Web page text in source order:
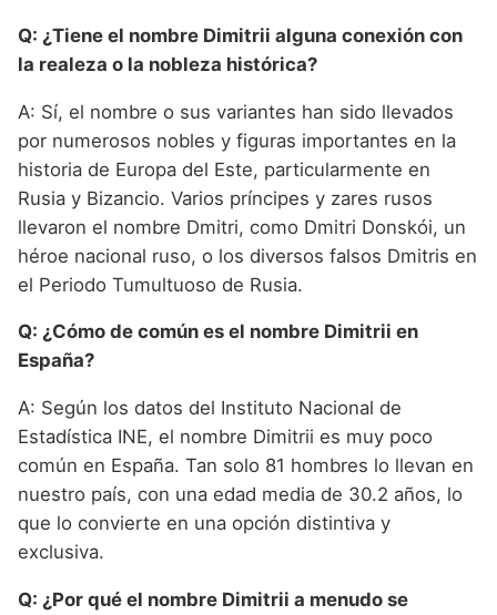
Q: ¿Tiene el nombre Dimitrii alguna conexión con
la realeza o la nobleza histórica?
A: Sí, el nombre o sus variantes han sido llevados
por numerosos nobles y figuras importantes en la
historia de Europa del Este, particularmente en
Rusia y Bizancio. Varios príncipes y zares rusos
llevaron el nombre Dmitri, como Dmitri Donskói, un
héroe nacional ruso, o los diversos falsos Dmitris en
el Periodo Tumultuoso de Rusia.
Q: ¿Cómo de común es el nombre Dimitrii en
España?
A: Según los datos del Instituto Nacional de
Estadística INE, el nombre Dimitrii es muy poco
común en España. Tan solo 81 hombres lo llevan en
nuestro país, con una edad media de 30.2 años, lo
que lo convierte en una opción distintiva y
exclusiva.
Q: ¿Por qué el nombre Dimitrii a menudo se